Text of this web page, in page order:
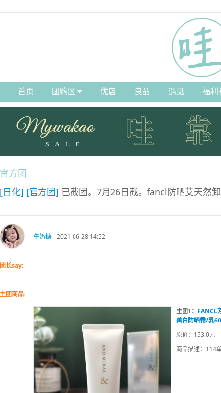
首页 团购区 优店 良品 遇见 福利
官方团
[日化] [官方团] 已截团。7月26日截。fancl防晒艾天然
牛奶糖 2021-06-28 14:52
团长say:
主团商品:
主团1： FANCL
美白防晒霜/乳
原价：153.0元
商品描述：114